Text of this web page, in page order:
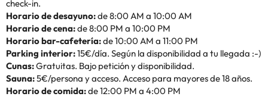
check-in.
Horario de desayuno:de 8:00 AM a 10:00 AM
Horario de cena:de 8:00 PM a 10:00 PM
Horario bar-cafetería:de 10:00 AM a 11:00 PM
Parking interior:15€/día. Según la disponibilidad a tu llegada :-)
Cunas:Gratuitas. Bajo petición y disponibilidad.
Sauna:5€/persona y acceso. Acceso para mayores de 18 años.
Horario de comida:de 12:00 PM a 4:00 PM